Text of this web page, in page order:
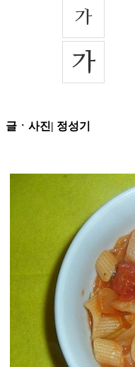
글ㆍ사진| 정성기